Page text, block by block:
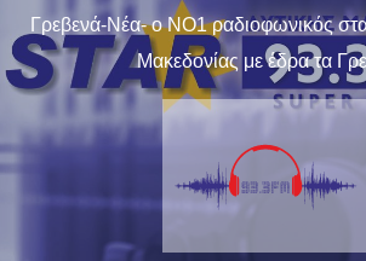
Γρεβενά-Νέα- ο ΝΟ1 ραδιοφωνικός
Μακεδονίας με έδρα τα